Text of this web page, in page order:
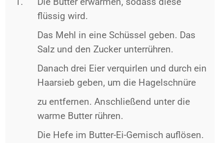
flüssig wird.
Das Mehl in eine Schüssel geben. Das
Salz und den Zucker unterrühren.
Danach drei Eier verquirlen und durch ein
Haarsieb geben, um die Hagelschnüre
zu entfernen. Anschließend unter die
warme Butter rühren.
Die Hefe im Butter-Ei-Gemisch auflösen.